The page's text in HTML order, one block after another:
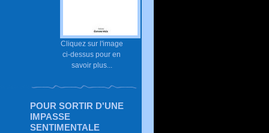
Cliquez sur l'image
ci-dessus pour en
savoir plus...
POUR SORTIR D'UNE
IMPASSE
SENTIMENTALE